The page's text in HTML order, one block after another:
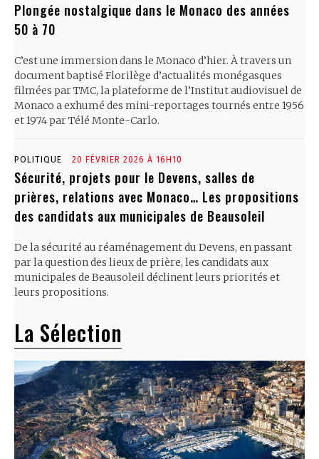
Plongée nostalgique dans le Monaco des années
50 à 70
C’est une immersion dans le Monaco d’hier. À travers un
document baptisé Florilège d’actualités monégasques
filmées par TMC, la plateforme de l’Institut audiovisuel de
Monaco a exhumé des mini-reportages tournés entre 1956
et 1974 par Télé Monte-Carlo.
POLITIQUE 20 FÉVRIER 2026 À 16H10
Sécurité, projets pour le Devens, salles de
prières, relations avec Monaco… Les propositions
des candidats aux municipales de Beausoleil
De la sécurité au réaménagement du Devens, en passant
par la question des lieux de prière, les candidats aux
municipales de Beausoleil déclinent leurs priorités et
leurs propositions.
La Sélection